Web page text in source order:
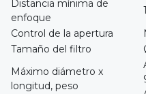
Distancia mínima de
enfoque
Control de la apertura
Tamaño del filtro
Máximo diámetro x
longitud, peso